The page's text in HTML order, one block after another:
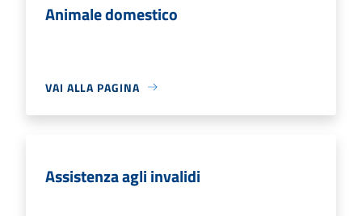
Animale domestico
VAI ALLA PAGINA
Assistenza agli invalidi